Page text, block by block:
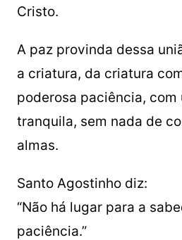
Cristo.
A paz provinda dessa
a criatura, da criatura
poderosa paciência, com
tranquila, sem nada de
almas.
Santo Agostinho diz:
“Não há lugar para a
paciência.”